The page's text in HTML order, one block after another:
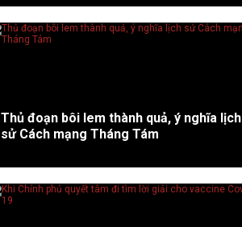
Thủ đoạn bôi lem thành quả, ý nghĩa lịch
sử Cách mạng Tháng Tám